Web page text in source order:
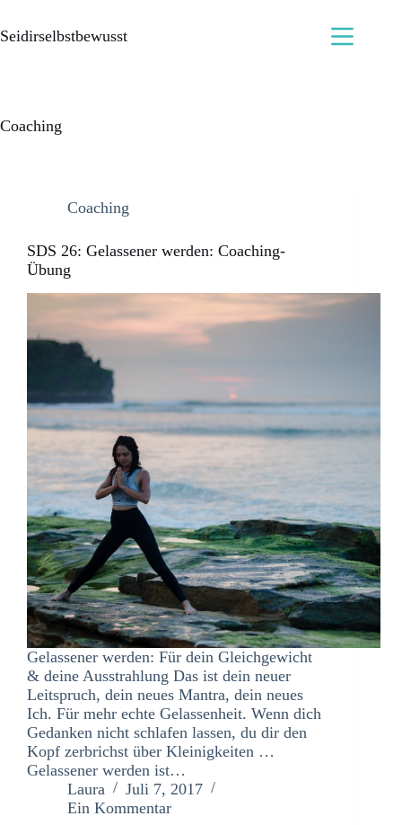
Seidirselbstbewusst
Coaching
Coaching
SDS 26: Gelassener werden: Coaching-
Übung
Gelassener werden: Für dein Gleichgewicht
& deine Ausstrahlung Das ist dein neuer
Leitspruch, dein neues Mantra, dein neues
Ich. Für mehr echte Gelassenheit. Wenn dich
Gedanken nicht schlafen lassen, du dir den
Kopf zerbrichst über Kleinigkeiten …
Gelassener werden ist…
Laura
Juli 7, 2017
Ein Kommentar